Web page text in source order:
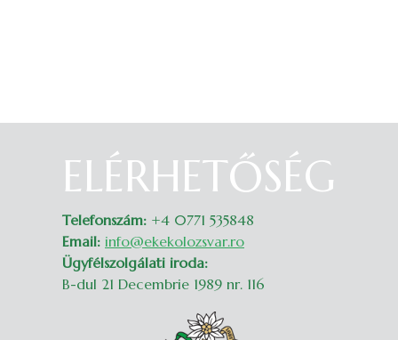
ELÉRHETŐSÉG
Telefonszám: +4 0771 535848
Email: info@ekekolozsvar.ro
Ügyfélszolgálati iroda:
B-dul 21 Decembrie 1989 nr. 116